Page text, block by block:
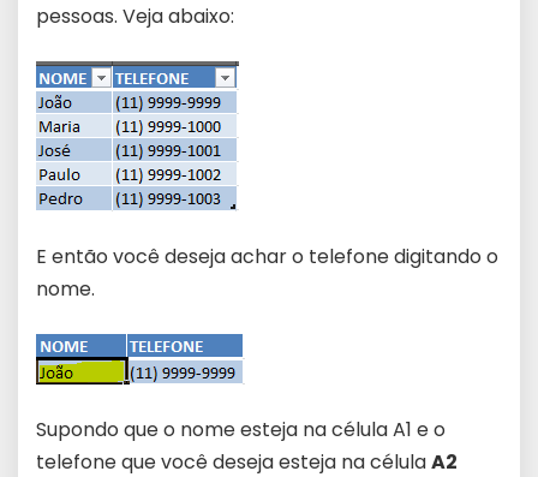
pessoas. Veja abaixo:
E então você deseja achar o telefone digitando o
nome.
Supondo que o nome esteja na célula A1 e o
telefone que você deseja esteja na célulaA2